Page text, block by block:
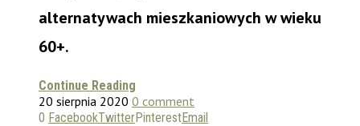
alternatywach mieszkaniowych w wieku
60+.
Continue Reading
20 sierpnia 2020 0 comment
0 FacebookTwitterPinterestEmail